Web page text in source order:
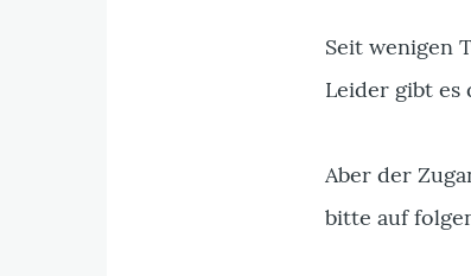
Seit wenigen
Leider gibt
Aber der
bitte auf